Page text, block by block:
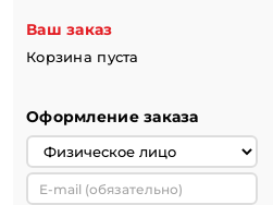
Ваш заказ
Корзина пуста
Оформление заказа